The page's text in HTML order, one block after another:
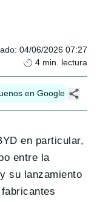
: 04/06/2026 07:27
4 min. lectura
en Google
en particular,
entre la
su lanzamiento